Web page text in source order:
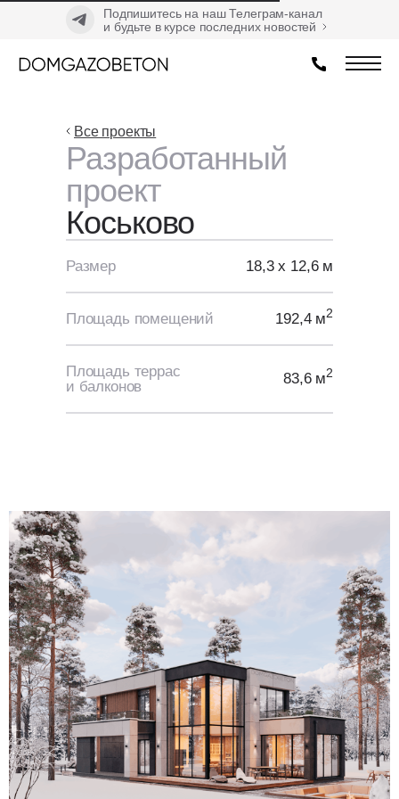
Подпишитесь на наш Телеграм-канал
и будьте в курсе последних новостей
Все проекты
Разработанный
проект
Коськово
Размер 18,3 х 12,6 м
Площадь помещений 192,4 м2
Площадь террас
и балконов
83,6 м2